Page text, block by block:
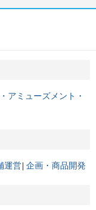
アミューズメント・
運営 企画・商品開発